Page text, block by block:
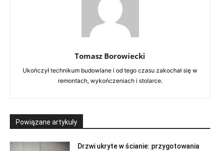
Tomasz Borowiecki
Ukończył technikum budowlane i od tego czasu zakochał się w
remontach, wykończeniach i stolarce.
Powiązane artykuły
Drzwi ukryte w ścianie: przygotowania